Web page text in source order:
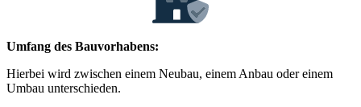
Umfang des Bauvorhabens:
Hierbei wird zwischen einem Neubau, einem Anbau oder einem
Umbau unterschieden.